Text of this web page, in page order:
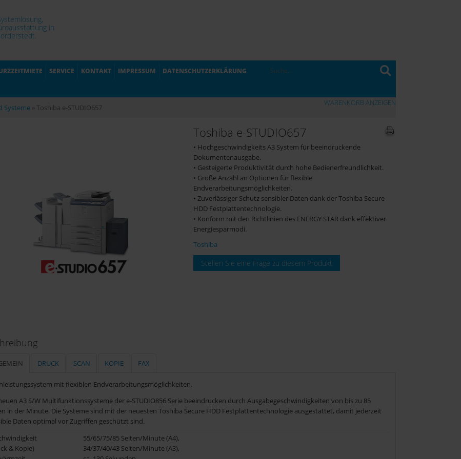
in
SERVICE KONTAKT IMPRESSUM
DATENSCHUTZERKLÄRUNG
Systeme »Toshiba e-STUDIO657
WARENKORB ANZEIGEN
Toshiba e-STUDIO657
• Hochgeschwindigkeits A3 System für beeindruckende
Dokumentenausgabe.
• Gesteigerte Produktivität durch hohe Bedienerfreundlichkeit.
• Große Anzahl an Optionen für flexible
Endverarbeitungsmöglichkeiten.
• Zuverlässiger Schutz sensibler Daten dank der Toshiba Secure
HDD Festplattentechnologie.
• Konform mit den Richtlinien des ENERGY STAR dank effektiver
Energiesparmodi.
Toshiba
Stellen Sie eine Frage zu diesem Produkt
DRUCK SCAN KOPIE FAX
mit flexiblen Endverarbeitungsmöglichkeiten.
A3 S/W Multifunktionssysteme der e-STUDIO856 Serie beeindrucken durch Ausgabegeschwindigkeiten von bis zu 85
in der Minute. Die Systeme sind mit der neuesten Toshiba Secure HDD Festplattentechnologie ausgestattet, damit jederzeit
Daten optimal vor Zugriffen geschützt sind.
& Kopie)
55/65/75/85 Seiten/Minute (A4),
34/37/40/43 Seiten/Minute (A3),